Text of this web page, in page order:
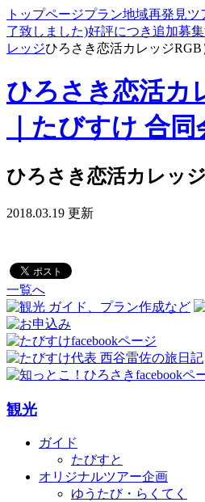
トップページプラン地域再発見ツ
了致しました)好評につき追加募
レッジひろさき恋活カレッジRGB
ひろさき恋活カ
｜たびすけ 合
ひろさき恋活カレッジ
2018.03.19 更新
一覧へ
観光
ガイド
たびすと
オリジナルツアー企画
ゆうたび・らくてく